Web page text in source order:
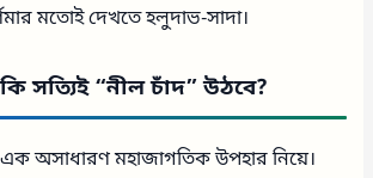
মতোই দেখতে হলুদাভ-সাদা।
সত্যিই “নীল চাঁদ” উঠবে?
অসাধারণ মহাজাগতিক উপহার নিয়ে।